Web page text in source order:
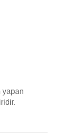
yapan